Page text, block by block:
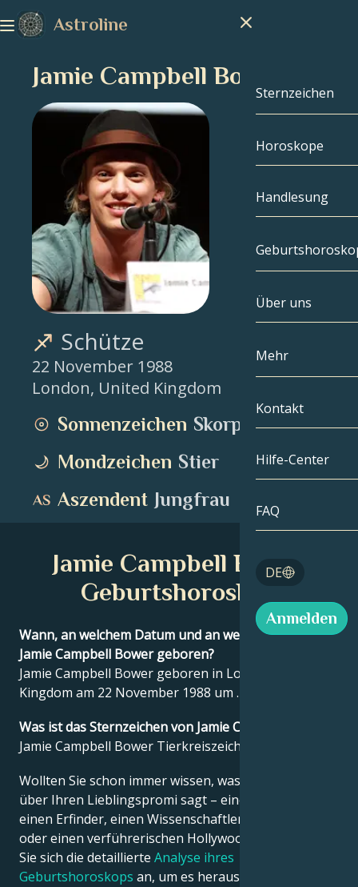
Astroline
Sternzeichen
Sternzeichen
Steinbock
Fische
Widder
Stier
Krebs
Löwe
Jungfrau
Schütze
Horoskope
Handlesung
Über uns
Mehr
Kompatibilität
Tarot
Engelszahlen
Kontakt
Hilfe-Center
FAQ
DE
English
Anmelden
Jamie Campbell Bower
Schütze
22 November 1988
London, United Kingdom
Sonnenzeichen Skorpion
Mondzeichen Stier
Aszendent Jungfrau
Jamie Campbell Bower
Geburtshoroskop
Wann, an welchem Datum und an welchem Ort wurde
Jamie Campbell Bower geboren?
Jamie Campbell Bower geboren in London, United
Kingdom am 22 November 1988 um .
Was ist das Sternzeichen von Jamie Campbell Bower?
Jamie Campbell Bower Tierkreiszeichen ist Skorpion.
Wollten Sie schon immer wissen, was die Astrologie
über Ihren Lieblingspromi sagt – einen Politiker,
einen Erfinder, einen Wissenschaftler, einen Musiker
oder einen verführerischen Hollywood-Star? Sehen
Sie sich die detaillierte Analyse ihres
Geburtshoroskops an, um es herauszufinden!